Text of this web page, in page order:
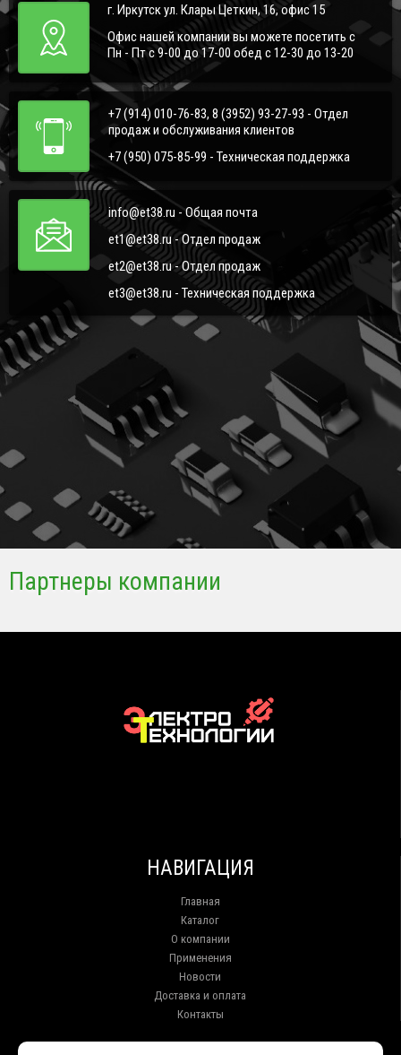
г. Иркутск ул. Клары Цеткин, 16, офис 15
Офис нашей компании вы можете посетить с
Пн - Пт с 9-00 до 17-00 обед с 12-30 до 13-20
+7 (914) 010-76-83, 8 (3952) 93-27-93 - Отдел
продаж и обслуживания клиентов
+7 (950) 075-85-99 - Техническая поддержка
info@et38.ru - Общая почта
et1@et38.ru - Отдел продаж
et2@et38.ru - Отдел продаж
et3@et38.ru - Техническая поддержка
Партнеры компании
НАВИГАЦИЯ
Главная
Каталог
О компании
Применения
Новости
Доставка и оплата
Контакты